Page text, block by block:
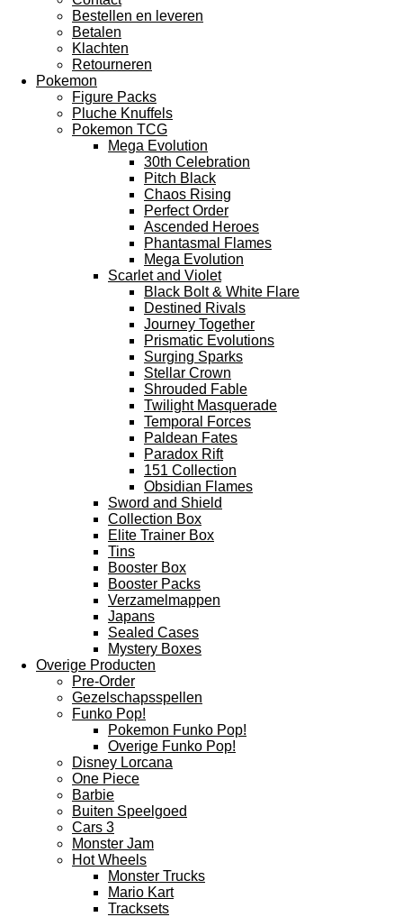
Bestellen en leveren
Betalen
Klachten
Retourneren
Pokemon
Figure Packs
Pluche Knuffels
Pokemon TCG
Mega Evolution
30th Celebration
Pitch Black
Chaos Rising
Perfect Order
Ascended Heroes
Phantasmal Flames
Mega Evolution
Scarlet and Violet
Black Bolt & White Flare
Destined Rivals
Journey Together
Prismatic Evolutions
Surging Sparks
Stellar Crown
Shrouded Fable
Twilight Masquerade
Temporal Forces
Paldean Fates
Paradox Rift
151 Collection
Obsidian Flames
Sword and Shield
Collection Box
Elite Trainer Box
Tins
Booster Box
Booster Packs
Verzamelmappen
Japans
Sealed Cases
Mystery Boxes
Overige Producten
Pre-Order
Gezelschapsspellen
Funko Pop!
Pokemon Funko Pop!
Overige Funko Pop!
Disney Lorcana
One Piece
Barbie
Buiten Speelgoed
Cars 3
Monster Jam
Hot Wheels
Monster Trucks
Mario Kart
Tracksets